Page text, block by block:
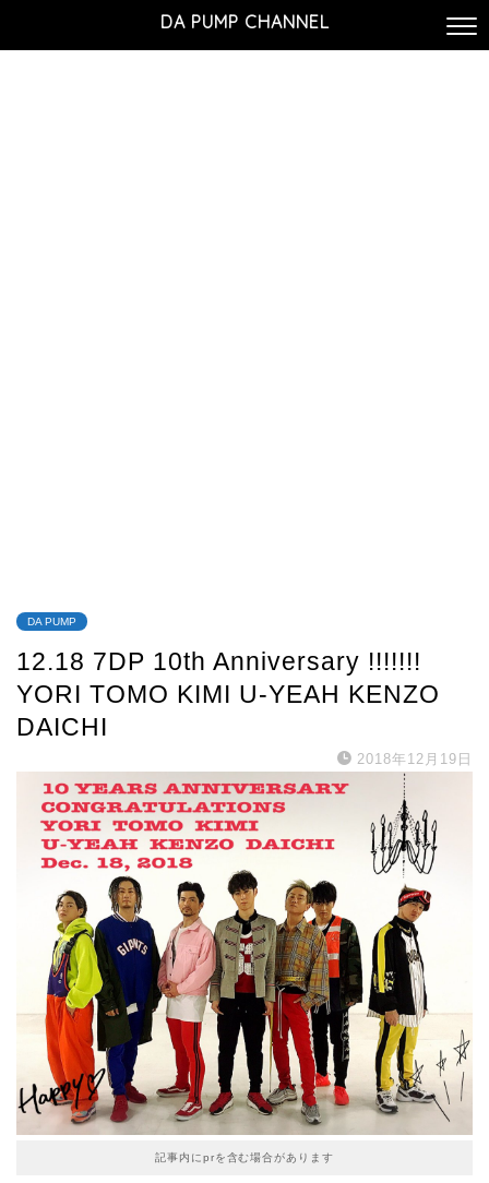
DA PUMP CHANNEL
DA PUMP
12.18 7DP 10th Anniversary !!!!!!!
YORI TOMO KIMI U-YEAH KENZO
DAICHI
2018年12月19日
記事内にprを含む場合があります